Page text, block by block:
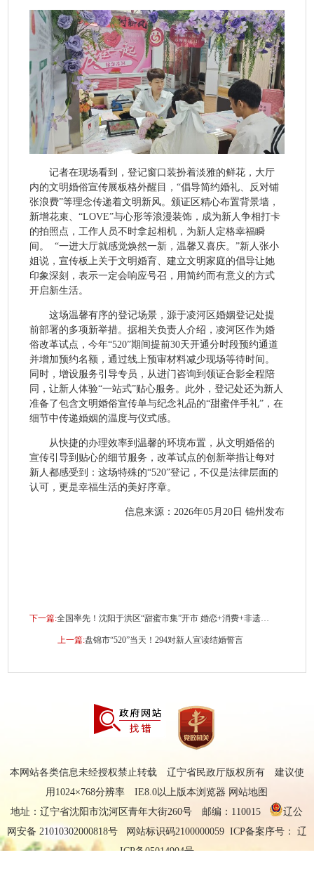
记者在现场看到，登记窗口装扮着淡雅的鲜花，大厅
内的文明婚俗宣传展板格外醒目，“倡导简约婚礼、反对铺
张浪费”等理念传递着文明新风。颁证区精心布置背景墙，
新增花束、“LOVE”与心形等浪漫装饰，成为新人争相打卡
的拍照点，工作人员不时拿起相机，为新人定格幸福瞬
间。 “一进大厅就感觉焕然一新，温馨又喜庆。”新人张小
姐说，宣传板上关于文明婚育、建立文明家庭的倡导让她
印象深刻，表示一定会响应号召，用简约而有意义的方式
开启新生活。
这场温馨有序的登记场景，源于凌河区婚姻登记处提
前部署的多项新举措。据相关负责人介绍，凌河区作为婚
俗改革试点，今年“520”期间提前30天开通分时段预约通道
并增加预约名额，通过线上预审材料减少现场等待时间。
同时，增设服务引导专员，从进门咨询到领证合影全程陪
同，让新人体验“一站式”贴心服务。此外，登记处还为新人
准备了包含文明婚俗宣传单与纪念礼品的“甜蜜伴手礼”，在
细节中传递婚姻的温度与仪式感。
从快捷的办理效率到温馨的环境布置，从文明婚俗的
宣传引导到贴心的细节服务，改革试点的创新举措让每对
新人都感受到：这场特殊的“520”登记，不仅是法律层面的
认可，更是幸福生活的美好序章。
信息来源：2026年05月20日 锦州发布
下一篇:全国率先！沈阳于洪区“甜蜜市集”开市 婚恋+消费+非遗跨界融合
上一篇:盘锦市“520”当天！294对新人宣读结婚誓言
本网站各类信息未经授权禁止转载 辽宁省民政厅版权所有 建议使
用1024×768分辨率 IE8.0以上版本浏览器 网站地图
地址：辽宁省沈阳市沈河区青年大街260号 邮编：110015
辽公
网安备 21010302000818号网站标识码2100000059 ICP备案序号： 辽
ICP备05014904号